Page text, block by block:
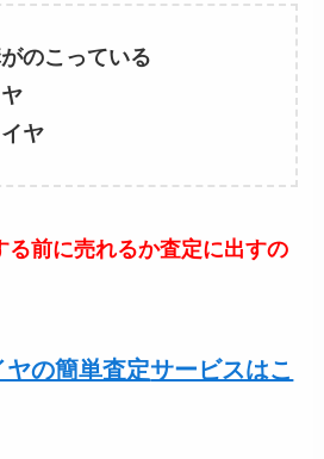
のこっている
ヤ
る前に売れるか査定に出すの
の簡単査定サービスはこ